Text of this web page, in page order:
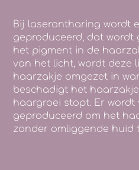
Bij laserontharing wordt
geproduceerd, dat wordt
het pigment in de
van het licht, wordt deze
haarzakje omgezet in
beschadigt het
haargroei stopt. Er wordt
geproduceerd om het
zonder omliggende huid